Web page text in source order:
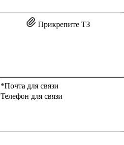
Прикрепите ТЗ
*Почта для связи
Телефон для связи